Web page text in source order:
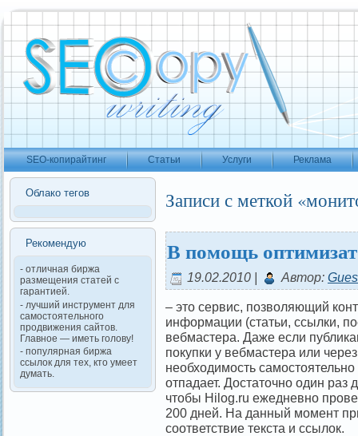
SEO-копирайтинг Статьи Услуги Реклама
Облако тегов
Рекомендую
- отличная биржа
размещения статей с
гарантией.
- лучший инструмент для
самостоятельного
продвижения сайтов.
Главное — иметь голову!
- популярная биржа
ссылок для тех, кто умеет
думать.
Записи с меткой
В помощь
19.02.2010 | Автор:
– это сервис, позволяющий
информации (статьи, ссылки,
вебмастера. Даже если
покупки у вебмастера или
необходимость
отпадает. Достаточно один
чтобы Hilog.ru ежедневно
200 дней. На данный момент
соответствие текста и ссылок.